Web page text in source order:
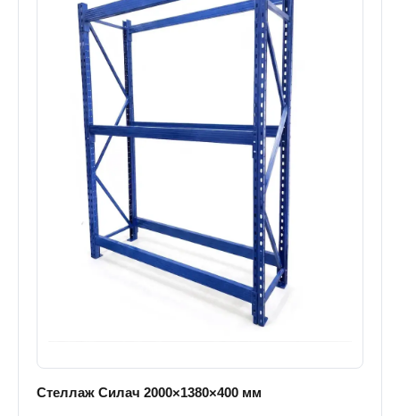
Стеллаж Силач 2000×1380×400 мм